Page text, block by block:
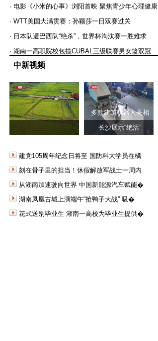
· 电影《小米的心事》浏阳首映 聚焦青少年心理健康
· WTT美国大满贯赛：孙颖莎一日双赛过关
· 日本队遭巴西队“绝杀”，世界杯淘汰赛一胜难求
· 湖南一高职院校包揽CUBAL三级联赛男女篮双冠
中新视频
多款建筑机器人亮相
长沙展示“绝活”
建党105周年纪念日将至 国防科大学员在橘
刻在骨子里的担当！休假解放军战士一周内
从湖南加速驶向世界 中国新能源汽车赋能�
湖南凤凰古城上演端午“抢鸭子大战” 吸�
花式送别毕业生 湖南一高校为毕业生提供�